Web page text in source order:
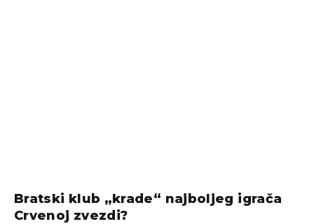
Bratski klub „krade“ najboljeg igrača
Crvenoj zvezdi?